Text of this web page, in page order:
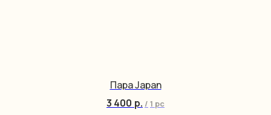
Пара Japan
3 400 р. / 1 pc